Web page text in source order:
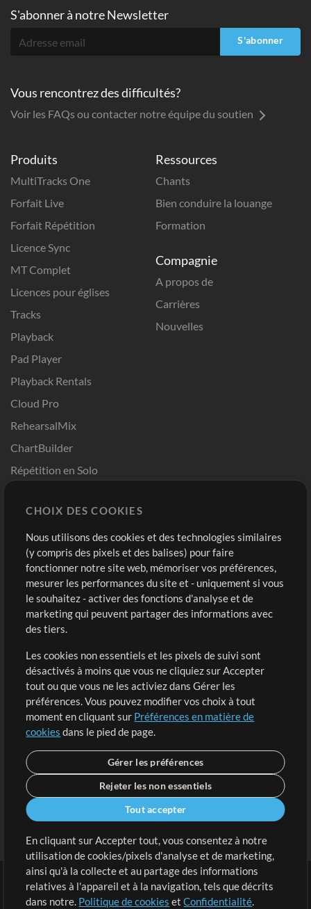
Produits
MultiTracks One
Forfait Live
Forfait Répétition
Licence Sync
MT Complet
Licences pour églises
Tracks
Playback
Pad Player
Playback Rentals
Cloud Pro
RehearsalMix
ChartBuilder
Répétition en Solo
Modèles ProPresenter
Sons
Ressources
Chants
Bien conduire la louange
Formation
Compagnie
A propos de
Carrières
Nouvelles
Boutique
Acheter des crédits
Contenu gratuit
Demander les pistes
Extras
Sessions
Soumettre votre contenu
Listes de lecture
Conférence MT
Compte
Connexion
S'inscrire
S'abonner à notre Newsletter
S'abonner
Vous rencontrez des difficultés?
Voir les FAQs ou contacter notre équipe du soutien
CHOIX DES COOKIES
Nous utilisons des cookies et des technologies similaires
(y compris des pixels et des balises) pour faire
fonctionner notre site web, mémoriser vos préférences,
mesurer les performances du site et - uniquement si vous
le souhaitez - activer des fonctions d'analyse et de
marketing qui peuvent partager des informations avec
des tiers.
Les cookies non essentiels et les pixels de suivi sont
désactivés à moins que vous ne cliquiez sur Accepter
tout ou que vous ne les activiez dans Gérer les
préférences. Vous pouvez modifier vos choix à tout
moment en cliquant sur Préférences en matière de
cookies dans le pied de page.
Gérer les préférences
Rejeter les non essentiels
Tout accepter
En cliquant sur Accepter tout, vous consentez à notre
utilisation de cookies/pixels d'analyse et de marketing,
ainsi qu'à la collecte et au partage des informations
relatives à l'appareil et à la navigation, tels que décrits
dans notre. Politique de cookies etConfidentialité.